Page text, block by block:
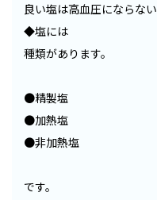
良い塩は高血圧にならない
◆塩には
種類があります。
●精製塩
●加熱塩
●非加熱塩
です。